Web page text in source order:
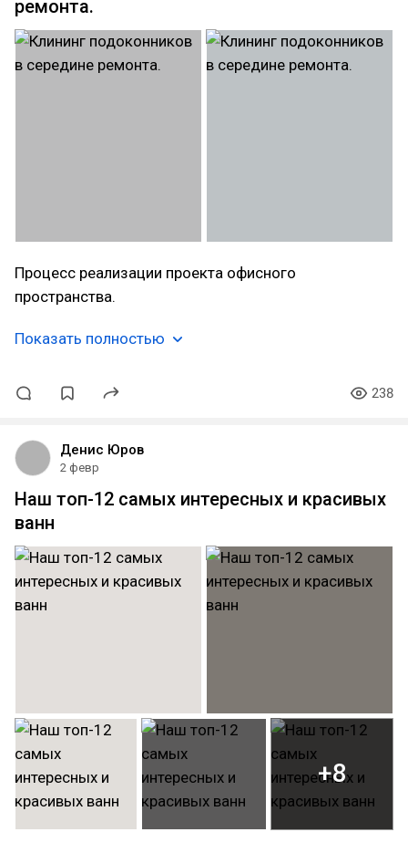
ремонта.
Процесс реализации проекта офисного
пространства.
Показать полностью
238
Денис Юров
2 февр
Наш топ-12 самых интересных и красивых
ванн
+8